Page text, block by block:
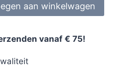
aan winkelwagen
vanaf € 75!